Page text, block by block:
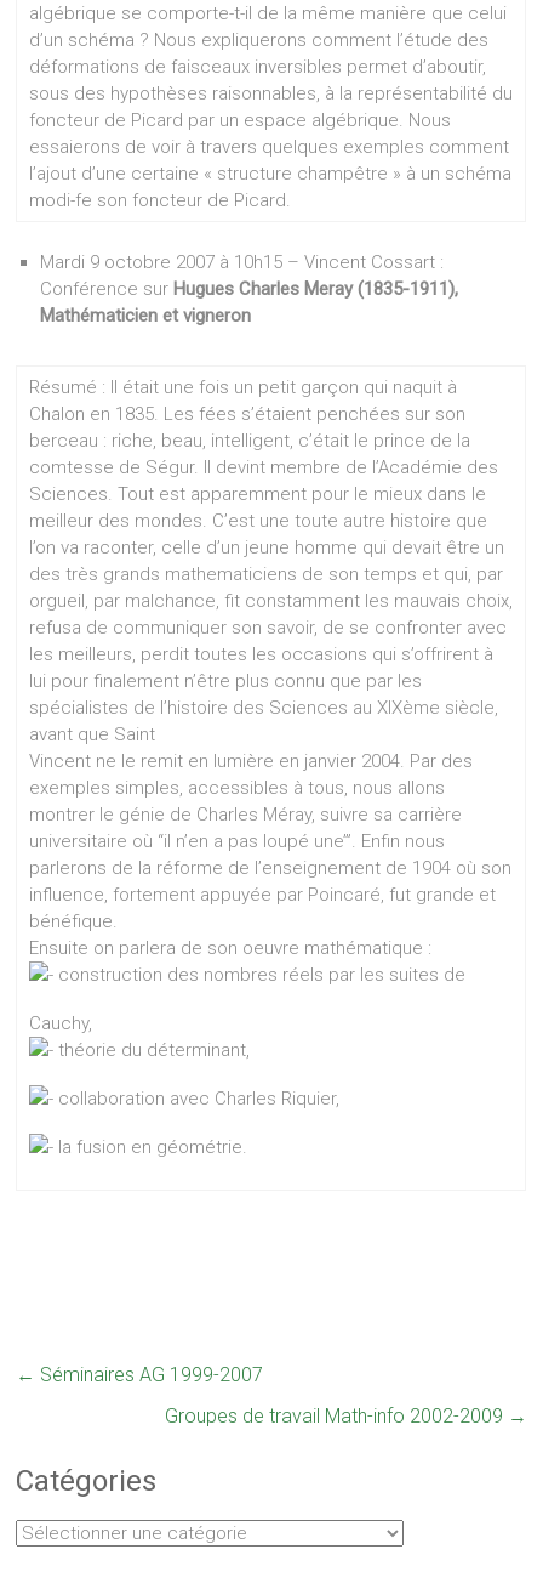
algébrique se comporte-t-il de la même manière que celui
d’un schéma ? Nous expliquerons comment l’étude des
déformations de faisceaux inversibles permet d’aboutir,
sous des hypothèses raisonnables, à la représentabilité du
foncteur de Picard par un espace algébrique. Nous
essaierons de voir à travers quelques exemples comment
l’ajout d’une certaine « structure champêtre » à un schéma
modi-fe son foncteur de Picard.
Mardi 9 octobre 2007 à 10h15 – Vincent Cossart :
Conférence sur Hugues Charles Meray (1835-1911),
Mathématicien et vigneron
Résumé : Il était une fois un petit garçon qui naquit à
Chalon en 1835. Les fées s’étaient penchées sur son
berceau : riche, beau, intelligent, c’était le prince de la
comtesse de Ségur. Il devint membre de l’Académie des
Sciences. Tout est apparemment pour le mieux dans le
meilleur des mondes. C’est une toute autre histoire que
l’on va raconter, celle d’un jeune homme qui devait être un
des très grands mathematiciens de son temps et qui, par
orgueil, par malchance, fit constamment les mauvais choix,
refusa de communiquer son savoir, de se confronter avec
les meilleurs, perdit toutes les occasions qui s’offrirent à
lui pour finalement n’être plus connu que par les
spécialistes de l’histoire des Sciences au XIXème siècle,
avant que Saint
Vincent ne le remit en lumière en janvier 2004. Par des
exemples simples, accessibles à tous, nous allons
montrer le génie de Charles Méray, suivre sa carrière
universitaire où “il n’en a pas loupé une’”. Enfin nous
parlerons de la réforme de l’enseignement de 1904 où son
influence, fortement appuyée par Poincaré, fut grande et
bénéfique.
Ensuite on parlera de son oeuvre mathématique :
construction des nombres réels par les suites de
Cauchy,
théorie du déterminant,
collaboration avec Charles Riquier,
la fusion en géométrie.
← Séminaires AG 1999-2007
Groupes de travail Math-info 2002-2009 →
Catégories
Catégories